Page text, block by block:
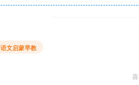
语文启蒙早教